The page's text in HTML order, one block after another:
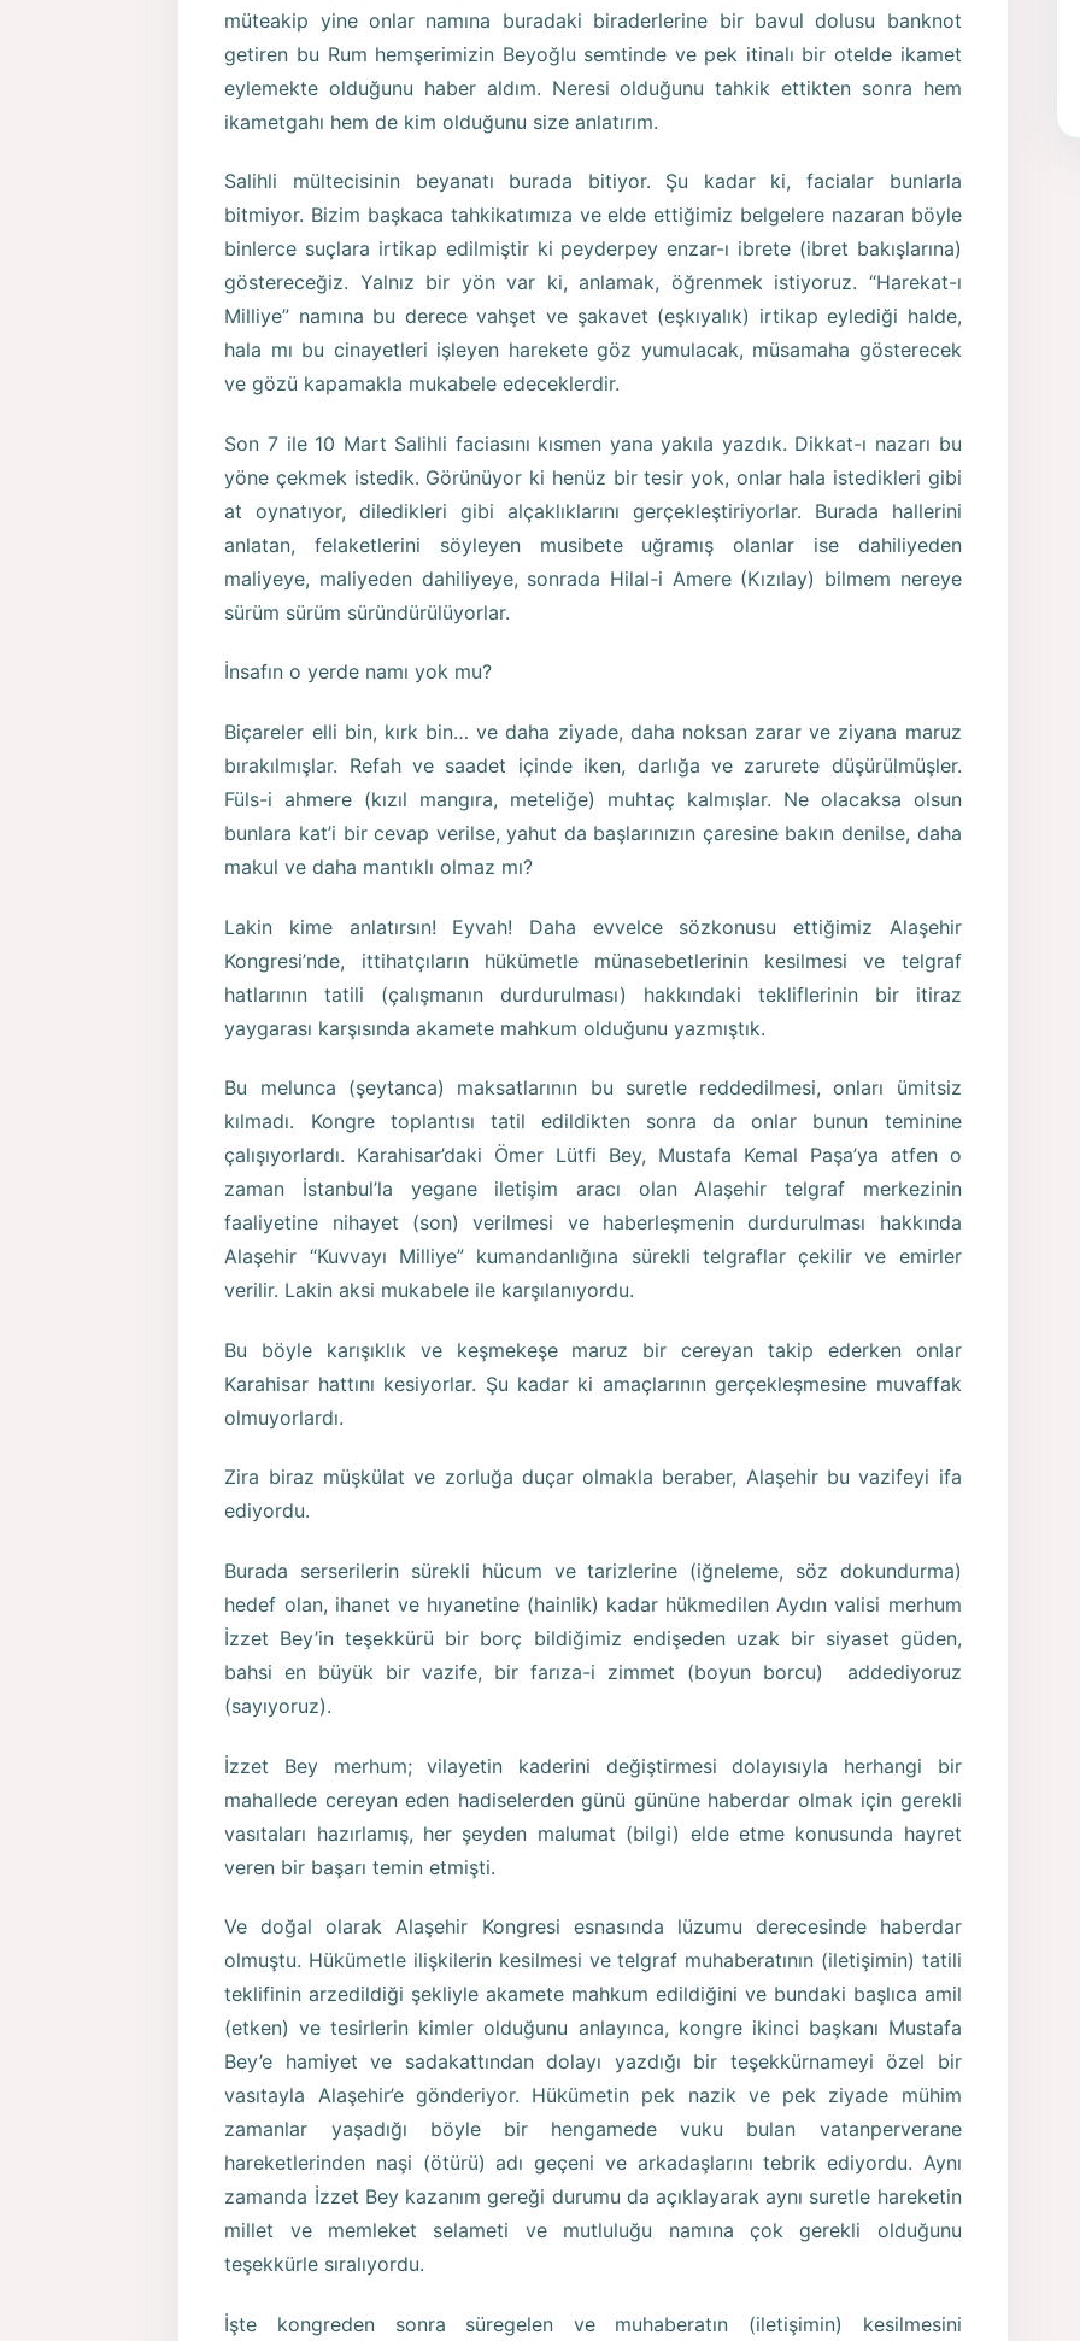
müteakip yine onlar namına buradaki biraderlerine bir bavul dolusu banknot
getiren bu Rum hemşerimizin Beyoğlu semtinde ve pek itinalı bir otelde ikamet
eylemekte olduğunu haber aldım. Neresi olduğunu tahkik ettikten sonra hem
ikametgahı hem de kim olduğunu size anlatırım.
Salihli mültecisinin beyanatı burada bitiyor. Şu kadar ki, facialar bunlarla
bitmiyor. Bizim başkaca tahkikatımıza ve elde ettiğimiz belgelere nazaran böyle
binlerce suçlara irtikap edilmiştir ki peyderpey enzar-ı ibrete (ibret bakışlarına)
göstereceğiz. Yalnız bir yön var ki, anlamak, öğrenmek istiyoruz. “Harekat-ı
Milliye” namına bu derece vahşet ve şakavet (eşkıyalık) irtikap eylediği halde,
hala mı bu cinayetleri işleyen harekete göz yumulacak, müsamaha gösterecek
ve gözü kapamakla mukabele edeceklerdir.
Son 7 ile 10 Mart Salihli faciasını kısmen yana yakıla yazdık. Dikkat-ı nazarı bu
yöne çekmek istedik. Görünüyor ki henüz bir tesir yok, onlar hala istedikleri gibi
at oynatıyor, diledikleri gibi alçaklıklarını gerçekleştiriyorlar. Burada hallerini
anlatan, felaketlerini söyleyen musibete uğramış olanlar ise dahiliyeden
maliyeye, maliyeden dahiliyeye, sonrada Hilal-i Amere (Kızılay) bilmem nereye
sürüm sürüm süründürülüyorlar.
İnsafın o yerde namı yok mu?
Biçareler elli bin, kırk bin… ve daha ziyade, daha noksan zarar ve ziyana maruz
bırakılmışlar. Refah ve saadet içinde iken, darlığa ve zarurete düşürülmüşler.
Füls-i ahmere (kızıl mangıra, meteliğe) muhtaç kalmışlar. Ne olacaksa olsun
bunlara kat’i bir cevap verilse, yahut da başlarınızın çaresine bakın denilse, daha
makul ve daha mantıklı olmaz mı?
Lakin kime anlatırsın! Eyvah! Daha evvelce sözkonusu ettiğimiz Alaşehir
Kongresi’nde, ittihatçıların hükümetle münasebetlerinin kesilmesi ve telgraf
hatlarının tatili (çalışmanın durdurulması) hakkındaki tekliflerinin bir itiraz
yaygarası karşısında akamete mahkum olduğunu yazmıştık.
Bu melunca (şeytanca) maksatlarının bu suretle reddedilmesi, onları ümitsiz
kılmadı. Kongre toplantısı tatil edildikten sonra da onlar bunun teminine
çalışıyorlardı. Karahisar’daki Ömer Lütfi Bey, Mustafa Kemal Paşa’ya atfen o
zaman İstanbul’la yegane iletişim aracı olan Alaşehir telgraf merkezinin
faaliyetine nihayet (son) verilmesi ve haberleşmenin durdurulması hakkında
Alaşehir “Kuvvayı Milliye” kumandanlığına sürekli telgraflar çekilir ve emirler
verilir. Lakin aksi mukabele ile karşılanıyordu.
Bu böyle karışıklık ve keşmekeşe maruz bir cereyan takip ederken onlar
Karahisar hattını kesiyorlar. Şu kadar ki amaçlarının gerçekleşmesine muvaffak
olmuyorlardı.
Zira biraz müşkülat ve zorluğa duçar olmakla beraber, Alaşehir bu vazifeyi ifa
ediyordu.
Burada serserilerin sürekli hücum ve tarizlerine (iğneleme, söz dokundurma)
hedef olan, ihanet ve hıyanetine (hainlik) kadar hükmedilen Aydın valisi merhum
İzzet Bey’in teşekkürü bir borç bildiğimiz endişeden uzak bir siyaset güden,
bahsi en büyük bir vazife, bir farıza-i zimmet (boyun borcu) addediyoruz
(sayıyoruz).
İzzet Bey merhum; vilayetin kaderini değiştirmesi dolayısıyla herhangi bir
mahallede cereyan eden hadiselerden günü gününe haberdar olmak için gerekli
vasıtaları hazırlamış, her şeyden malumat (bilgi) elde etme konusunda hayret
veren bir başarı temin etmişti.
Ve doğal olarak Alaşehir Kongresi esnasında lüzumu derecesinde haberdar
olmuştu. Hükümetle ilişkilerin kesilmesi ve telgraf muhaberatının (iletişimin) tatili
teklifinin arzedildiği şekliyle akamete mahkum edildiğini ve bundaki başlıca amil
(etken) ve tesirlerin kimler olduğunu anlayınca, kongre ikinci başkanı Mustafa
Bey’e hamiyet ve sadakattından dolayı yazdığı bir teşekkürnameyi özel bir
vasıtayla Alaşehir’e gönderiyor. Hükümetin pek nazik ve pek ziyade mühim
zamanlar yaşadığı böyle bir hengamede vuku bulan vatanperverane
hareketlerinden naşi (ötürü) adı geçeni ve arkadaşlarını tebrik ediyordu. Aynı
zamanda İzzet Bey kazanım gereği durumu da açıklayarak aynı suretle hareketin
millet ve memleket selameti ve mutluluğu namına çok gerekli olduğunu
teşekkürle sıralıyordu.
İşte kongreden sonra süregelen ve muhaberatın (iletişimin) kesilmesini